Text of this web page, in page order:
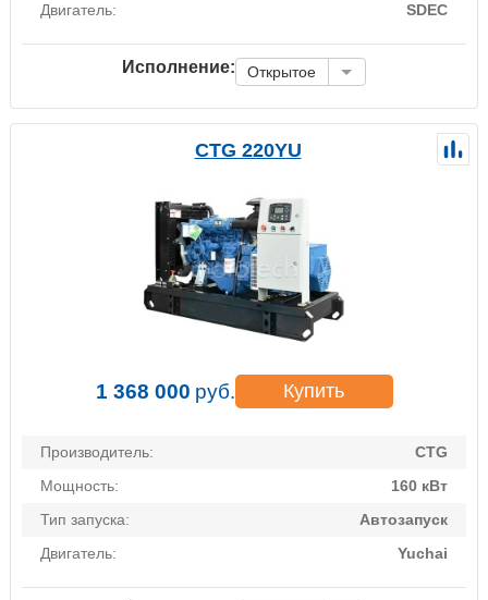
Двигатель:
SDEC
Исполнение: Открытое
CTG 220YU
1 368 000 руб. Купить
Производитель:
CTG
Мощность:
160 кВт
Тип запуска:
Автозапуск
Двигатель:
Yuchai